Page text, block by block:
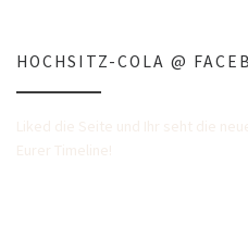
HOCHSITZ-COLA @